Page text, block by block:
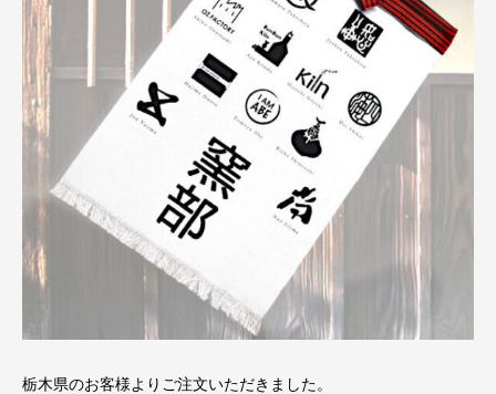
栃木県のお客様よりご注文いただきました。